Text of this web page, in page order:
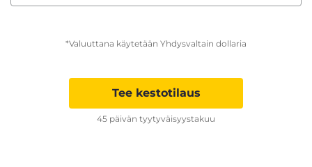
*Valuuttana käytetään Yhdysvaltain dollaria
Tee kestotilaus
45 päivän tyytyväisyystakuu